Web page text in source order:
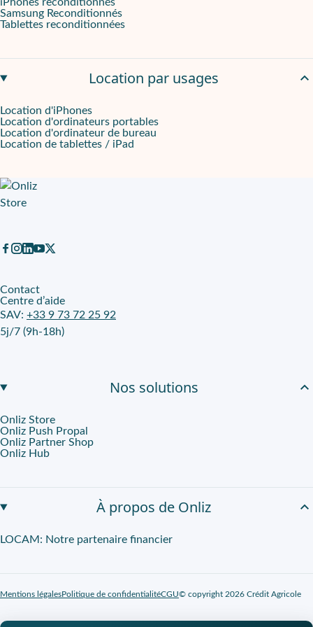
Poids: 2 kg
Samsung Reconditionnés
Tablettes reconditionnées
Location par usages
Location d'iPhones
Location d'ordinateurs portables
Location d'ordinateur de bureau
Location de tablettes / iPad
Contact
Centre d’aide
SAV: +33 9 73 72 25 92
5j/7 (9h-18h)
Nos solutions
Onliz Store
Onliz Push Propal
Onliz Partner Shop
Onliz Hub
À propos de Onliz
LOCAM: Notre partenaire financier
Mentions légalesPolitique de confidentialitéCGU© copyright 2026 Crédit Agricole